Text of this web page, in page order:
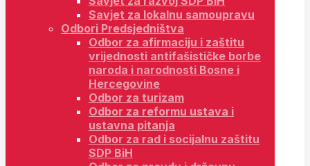
Savjet za lokalnu samoupravu
Odbori Predsjedništva
Odbor za afirmaciju i zaštitu
vrijednosti antifašističke borbe
naroda i narodnosti Bosne i
Hercegovine
Odbor za turizam
Odbor za reformu ustava i
ustavna pitanja
Odbor za rad i socijalnu zaštitu
SDP BiH